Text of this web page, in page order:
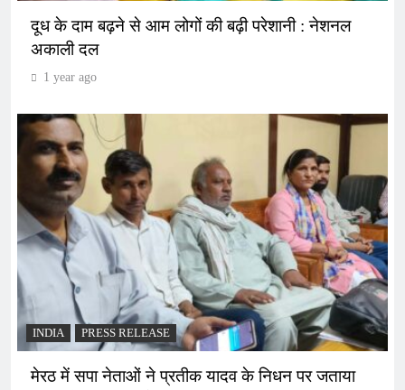
दूध के दाम बढ़ने से आम लोगों की बढ़ी परेशानी : नेशनल
अकाली दल
1 year ago
INDIA PRESS RELEASE
मेरठ में सपा नेताओं ने प्रतीक यादव के निधन पर जताया